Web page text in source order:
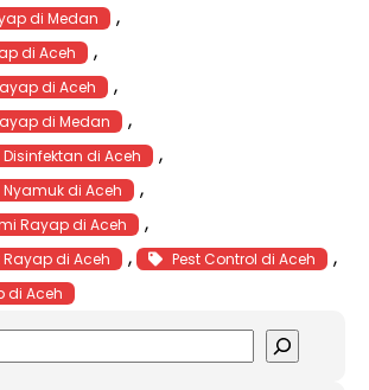
di Medan ,
di Aceh ,
di Aceh ,
di Medan ,
di Aceh ,
di Aceh ,
Rayap di Aceh ,
di Aceh , Pest Control di Aceh ,
di Aceh